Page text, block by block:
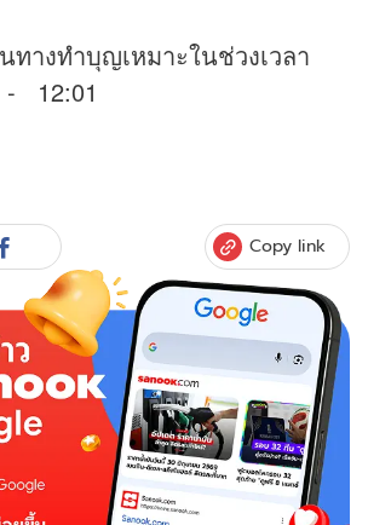
ทางทำบุญเหมาะในช่วงเวลา
Copy link